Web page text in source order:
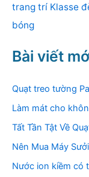
trang trí Klasse
bóng
Bài viết
Quạt treo tường
Làm mát cho
Tất Tần Tật Về
Nên Mua Máy
Nước ion kiềm có